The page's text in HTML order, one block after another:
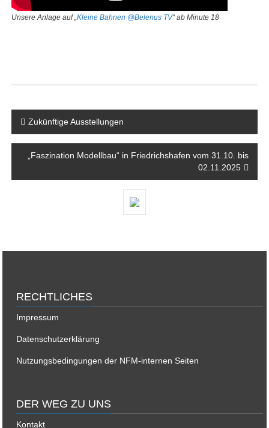
Unsere Anlage auf „ Kleine Bahnen @Belenus TV“ ab Minute 18
Zukünftige Ausstellungen
„Faszination Modellbau“ in Friedrichshafen vom 31.10. bis
02.11.2025
RECHTLICHES
Impressum
Datenschutzerklärung
Nutzungsbedingungen der NFM-internen Seiten
DER WEG ZU UNS
Kontakt